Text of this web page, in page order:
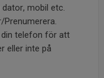
mobil etc.
din telefon för att
eller inte på